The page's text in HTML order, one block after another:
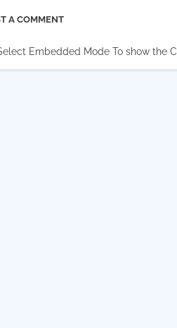
A COMMENT
Embedded Mode To show the